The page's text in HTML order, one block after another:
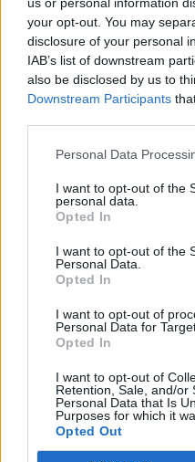
your opt-out. You may
disclosure of your personal
IAB’s list of downstream
also be disclosed by us to
Downstream Participants
Personal Data
I want to opt-out of the
personal data.
Opted In
I want to opt-out of the
Personal Data.
Opted In
I want to opt-out of
Personal Data for
Opted In
I want to opt-out of
Retention, Sale, and/or
Personal Data that Is
Purposes for which it
Opted Out